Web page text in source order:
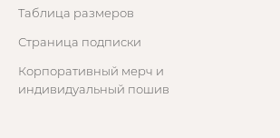
Таблица размеров
Страница подписки
Корпоративный мерч и
индивидуальный пошив